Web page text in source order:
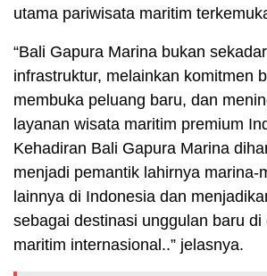
utama pariwisata maritim
“Bali Gapura Marina bukan
infrastruktur, melainkan komitmen
membuka peluang baru, dan
layanan wisata maritim premium
Kehadiran Bali Gapura Marina
menjadi pemantik lahirnya marina-
lainnya di Indonesia dan
sebagai destinasi unggulan baru
maritim internasional..” jelasnya.